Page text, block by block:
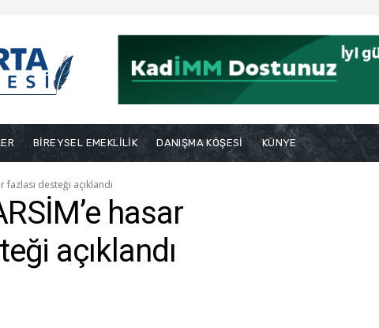
BİREYSEL EMEKLİLİK DANIŞMA KÖŞESİ KÜNYE
fazlası desteği açıklandı
hasar
açıklandı